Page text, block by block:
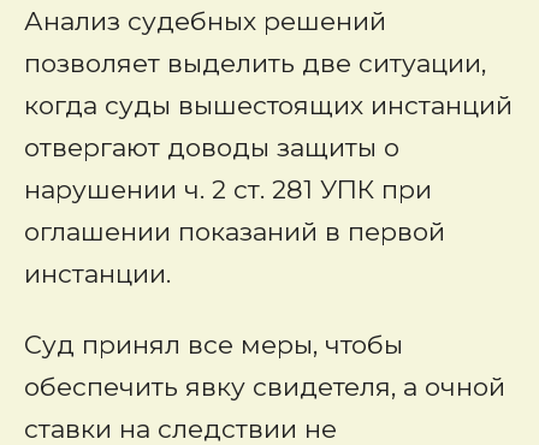
Анализ судебных решений
позволяет выделить две ситуации,
когда суды вышестоящих инстанций
отвергают доводы защиты о
нарушении ч. 2 ст. 281 УПК при
оглашении показаний в первой
инстанции.
Суд принял все меры, чтобы
обеспечить явку свидетеля, а очной
ставки на следствии не